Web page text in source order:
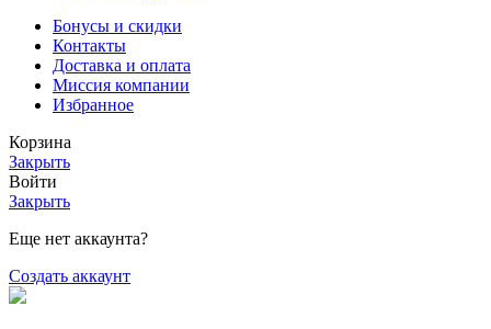
Бонусы и скидки
Контакты
Доставка и оплата
Миссия компании
Избранное
Корзина
Закрыть
Войти
Закрыть
Еще нет аккаунта?
Создать аккаунт